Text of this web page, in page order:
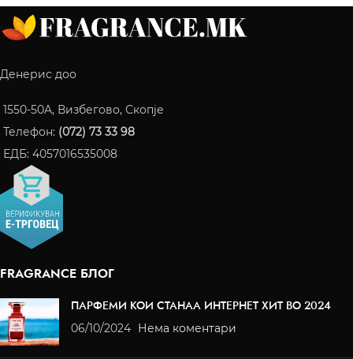
Денерис доо
1550-50A, Визбегово, Скопје
Телефон: (072) 73 33 98
ЕДБ: 4057016535008
FRAGRANCE БЛОГ
ПАРФЕМИ КОИ СТАНАА ИНТЕРНЕТ ХИТ ВО 2024
06/10/2024 Нема коментари